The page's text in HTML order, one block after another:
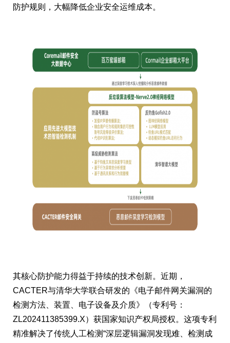
防护规则，大幅降低企业安全运维成本。
其核心防护能力得益于持续的技术创新。近期，
CACTER与清华大学联合研发的《电子邮件网关漏洞的
检测方法、装置、电子设备及介质》（专利号：
ZL202411385399.X）获国家知识产权局授权。这项专利
精准解决了传统人工检测“深层逻辑漏洞发现难、检测成